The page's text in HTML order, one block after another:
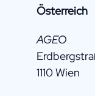
Österreich
AGEO
1110 Wien